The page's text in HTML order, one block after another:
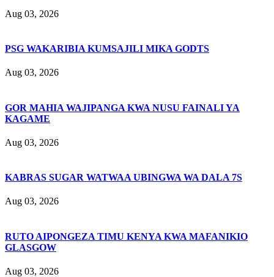
Aug 03, 2026
PSG WAKARIBIA KUMSAJILI MIKA GODTS
Aug 03, 2026
GOR MAHIA WAJIPANGA KWA NUSU FAINALI YA
KAGAME
Aug 03, 2026
KABRAS SUGAR WATWAA UBINGWA WA DALA 7S
Aug 03, 2026
RUTO AIPONGEZA TIMU KENYA KWA MAFANIKIO
GLASGOW
Aug 03, 2026